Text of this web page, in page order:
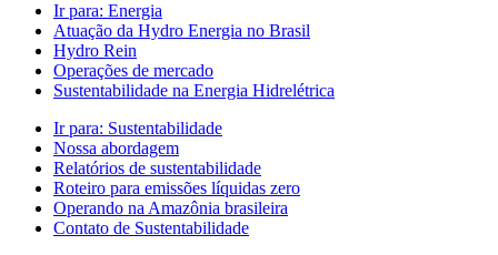
Ir para: Energia
Atuação da Hydro Energia no Brasil
Hydro Rein
Operações de mercado
Sustentabilidade na Energia Hidrelétrica
Ir para: Sustentabilidade
Nossa abordagem
Relatórios de sustentabilidade
Roteiro para emissões líquidas zero
Operando na Amazônia brasileira
Contato de Sustentabilidade